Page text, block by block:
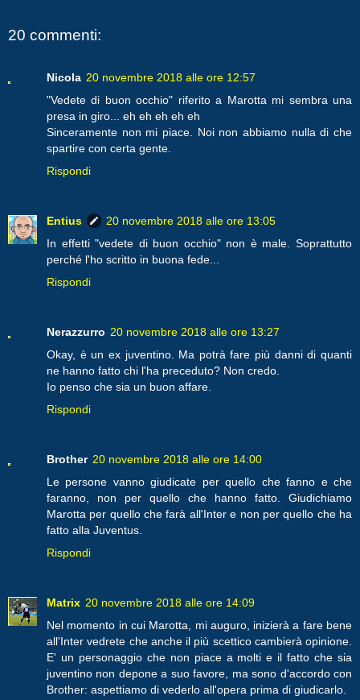
20 commenti:
Nicola 20 novembre 2018 alle ore 12:57
"Vedete di buon occhio" riferito a Marotta mi sembra una
presa in giro... eh eh eh eh eh
Sinceramente non mi piace. Noi non abbiamo nulla di che
spartire con certa gente.
Rispondi
Entius
20 novembre 2018 alle ore 13:05
In effetti "vedete di buon occhio" non è male. Soprattutto
perché l'ho scritto in buona fede...
Rispondi
Nerazzurro 20 novembre 2018 alle ore 13:27
Okay, è un ex juventino. Ma potrà fare più danni di quanti
ne hanno fatto chi l'ha preceduto? Non credo.
Io penso che sia un buon affare.
Rispondi
Brother 20 novembre 2018 alle ore 14:00
Le persone vanno giudicate per quello che fanno e che
faranno, non per quello che hanno fatto. Giudichiamo
Marotta per quello che farà all'Inter e non per quello che ha
fatto alla Juventus.
Rispondi
Matrix 20 novembre 2018 alle ore 14:09
Nel momento in cui Marotta, mi auguro, inizierà a fare bene
all'Inter vedrete che anche il più scettico cambierà opinione.
E' un personaggio che non piace a molti e il fatto che sia
juventino non depone a suo favore, ma sono d'accordo con
Brother: aspettiamo di vederlo all'opera prima di giudicarlo.